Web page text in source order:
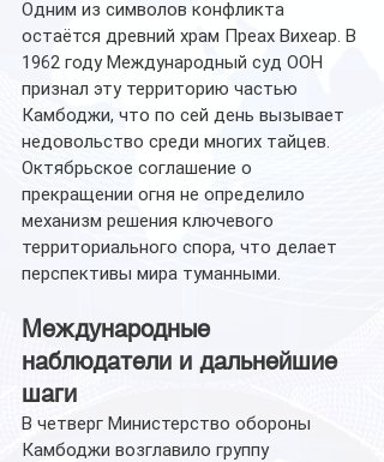
Одним из символов конфликта
остаётся древний храм Преах Вихеар. В
1962 году Международный суд ООН
признал эту территорию частью
Камбоджи, что по сей день вызывает
недовольство среди многих тайцев.
Октябрьское соглашение о
прекращении огня не определило
механизм решения ключевого
территориального спора, что делает
перспективы мира туманными.
Международные
наблюдатели и дальнейшие
шаги
В четверг Министерство обороны
Камбоджи возглавило группу